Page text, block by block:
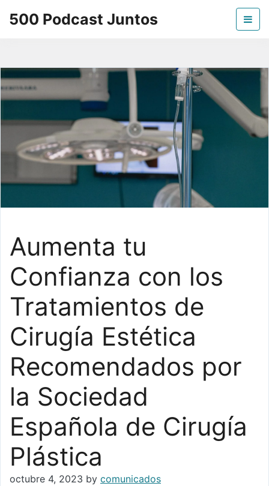
500 Podcast Juntos
Aumenta tu
Confianza con los
Tratamientos de
Cirugía Estética
Recomendados por
la Sociedad
Española de Cirugía
Plástica
octubre 4, 2023 by comunicados